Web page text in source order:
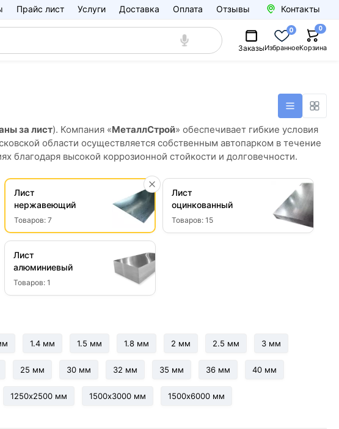
Прайс лист Услуги Доставка Оплата Отзывы Контакты
ЗаказыИзбранное
0
Корзина
0
за лист). Компания «МеталлСтрой» обеспечивает гибкие условия
области осуществляется собственным автопарком в течение
благодаря высокой коррозионной стойкости и долговечности.
Лист
нержавеющий
Товаров:7
Лист
оцинкованный
Товаров: 15
Лист
алюминиевый
Товаров:1
1.4 мм 1.5 мм 1.8 мм 2 мм 2.5 мм 3 мм
25 мм 30 мм 32 мм 35 мм 36 мм 40 мм
1250х2500 мм 1500х3000 мм 1500х6000 мм